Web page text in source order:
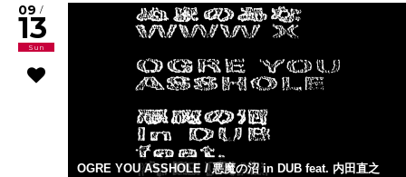
09 /
13
Sun
OGRE YOU ASSHOLE / 悪魔の沼 in DUB feat. 内田直之